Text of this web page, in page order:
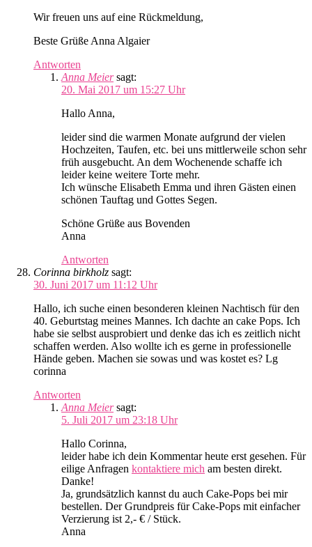
Wir freuen uns auf eine Rückmeldung,
Beste Grüße Anna Algaier
Antworten
Anna Meier sagt:
20. Mai 2017 um 15:27 Uhr
Hallo Anna,
leider sind die warmen Monate aufgrund der vielen
Hochzeiten, Taufen, etc. bei uns mittlerweile schon sehr
früh ausgebucht. An dem Wochenende schaffe ich
leider keine weitere Torte mehr.
Ich wünsche Elisabeth Emma und ihren Gästen einen
schönen Tauftag und Gottes Segen.
Schöne Grüße aus Bovenden
Anna
Antworten
Corinna birkholz sagt:
30. Juni 2017 um 11:12 Uhr
Hallo, ich suche einen besonderen kleinen Nachtisch für den
40. Geburtstag meines Mannes. Ich dachte an cake Pops. Ich
habe sie selbst ausprobiert und denke das ich es zeitlich nicht
schaffen werden. Also wollte ich es gerne in professionelle
Hände geben. Machen sie sowas und was kostet es? Lg
corinna
Antworten
Anna Meier sagt:
5. Juli 2017 um 23:18 Uhr
Hallo Corinna,
leider habe ich dein Kommentar heute erst gesehen. Für
eilige Anfragen kontaktiere mich am besten direkt.
Danke!
Ja, grundsätzlich kannst du auch Cake-Pops bei mir
bestellen. Der Grundpreis für Cake-Pops mit einfacher
Verzierung ist 2,- € / Stück.
Anna